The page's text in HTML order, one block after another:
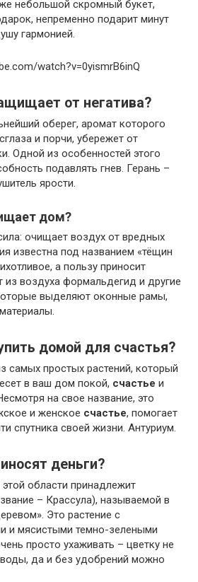
небольшой скромный букет,
непременно подарит минут
гармонией.
watch?v=0yismrB6inQ
от негатива?
оберег, аромат которого
и порчи, убережет от
Одной из особенностей этого
подавлять гнев. Герань –
ярости.
дом?
очищает воздух от вредных
известна под названием «тёщин
а пользу приносит
воздуха формальдегид и другие
выделяют оконные рамы,
домой для счастья?
самых простых растений, который
в ваш дом покой, счастье и
на свое название, это
и женское счастье, помогает
спутника своей жизни. Антуриум.
деньги?
области принадлежит
– Крассула), называемой в
Это растение с
и мясистыми темно-зелеными
просто ухаживать – цветку не
да и без удобрений можно